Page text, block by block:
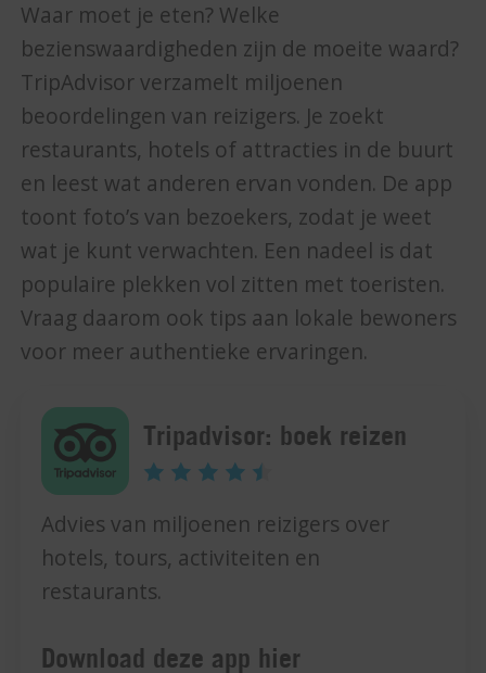
Waar moet je eten? Welke
bezienswaardigheden zijn de moeite waard?
TripAdvisor verzamelt miljoenen
beoordelingen van reizigers. Je zoekt
restaurants, hotels of attracties in de buurt
en leest wat anderen ervan vonden. De app
toont foto’s van bezoekers, zodat je weet
wat je kunt verwachten. Een nadeel is dat
populaire plekken vol zitten met toeristen.
Vraag daarom ook tips aan lokale bewoners
voor meer authentieke ervaringen.
Tripadvisor: boek reizen
Advies van miljoenen reizigers over
hotels, tours, activiteiten en
restaurants.
Download deze app hier